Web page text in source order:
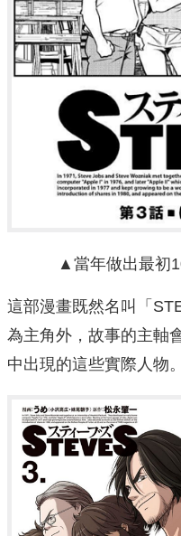
▲ 當年做出最初
這部漫畫既然名叫「
為主角外，故事的主軸
中出現的這些實際人物。